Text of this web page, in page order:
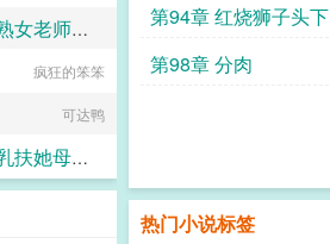
第94章 红烧狮子头下
第98章 分肉
热门小说标签
校园宠物玩家：捕捉爆乳黑丝熟女老师和白丝校花
小人国国王
疯狂的笨笨
可达鸭
被班花用真空床肉体改造成巨乳扶她母狗，被玩弄到子宫脱出，最后却成功反杀还把班花人格排泄成自己肉奴